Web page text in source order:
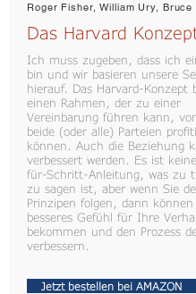
Roger Fisher, William Ury, Bruce
Das Harvard
Ich muss zugeben, dass ich
bin und wir basieren unsere
hierauf. Das Harvard-Konzept
einen Rahmen, der zu einer
Vereinbarung führen kann,
beide (oder alle) Parteien
können. Auch die Beziehung
verbessert werden. Es ist
für-Schritt-Anleitung, was zu
zu sagen ist, aber wenn Sie
Prinzipen folgen, dann können
besseres Gefühl für Ihre
bekommen und den Prozess
verbessern.
Jetzt bestellen bei AMAZON